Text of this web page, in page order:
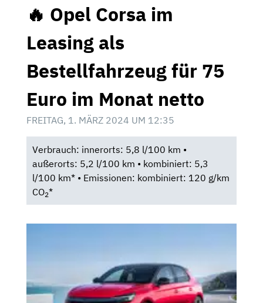
🔥 Opel Corsa im
Leasing als
Bestellfahrzeug für 75
Euro im Monat netto
FREITAG, 1. MÄRZ 2024 UM 12:35
Verbrauch: innerorts: 5,8 l/100 km •
außerorts: 5,2 l/100 km • kombiniert: 5,3
l/100 km* • Emissionen: kombiniert: 120 g/km
CO2*